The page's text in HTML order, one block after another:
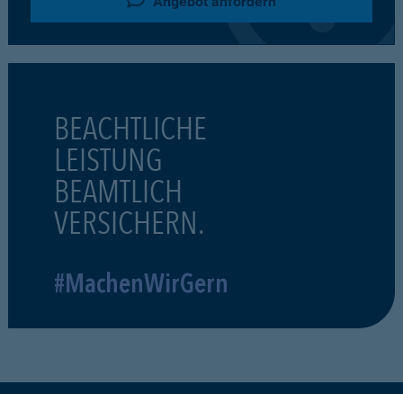
BEACHTLICHE
LEISTUNG
BEAMTLICH
VERSICHERN.
#MachenWirGern